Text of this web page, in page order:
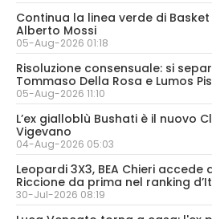
Continua la linea verde di
Alberto Mossi
05-Aug-2026 01:18
Risoluzione consensuale: si
Tommaso Della Rosa e Lumos
05-Aug-2026 11:10
L’ex gialloblù Bushati è il nuovo
Vigevano
04-Aug-2026 05:03
Leopardi 3X3, BEA Chieri
Riccione da prima nel ranking
30-Jul-2026 08:19